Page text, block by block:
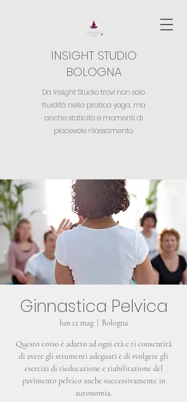
INSIGHT STUDIO
BOLOGNA
Da Insight Studio trovi non solo
fluidità nella pratica yoga, ma
anche staticità e momenti di
piacevole rilassamento.
Ginnastica Pelvica
lun 12 mag
  |
Bologna
Questo corso è adatto ad ogni età e ti consentirà
di avere gli strumenti adeguati e di svolgere gli
esercizi di rieducazione e riabilitazione del
pavimento pelvico anche successivamente in
autonomia.